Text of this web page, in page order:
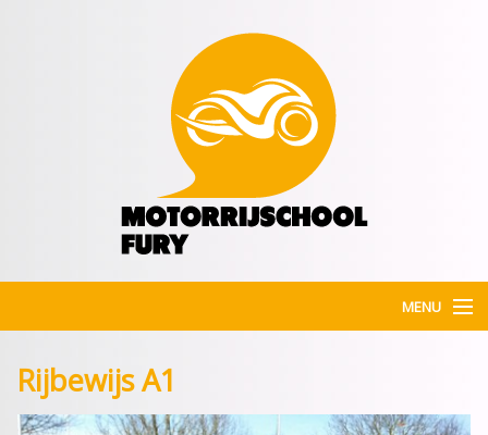
MENU
Rijbewijs
Rijbewijs A1